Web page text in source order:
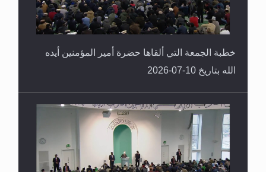
خطبة الجمعة التي ألقاها حضرة أمير المؤمنين أيده
الله بتاريخ 10-07-2026